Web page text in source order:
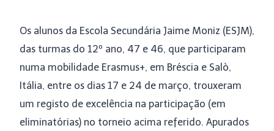
Os alunos da Escola Secundária Jaime Moniz (ESJM),
das turmas do 12º ano, 47 e 46, que participaram
numa mobilidade Erasmus+, em Bréscia e Salò,
Itália, entre os dias 17 e 24 de março, trouxeram
um registo de excelência na participação (em
eliminatórias) no torneio acima referido. Apurados